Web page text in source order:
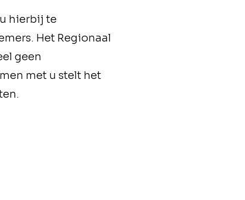
hierbij te
Het Regionaal
geen
met u stelt het